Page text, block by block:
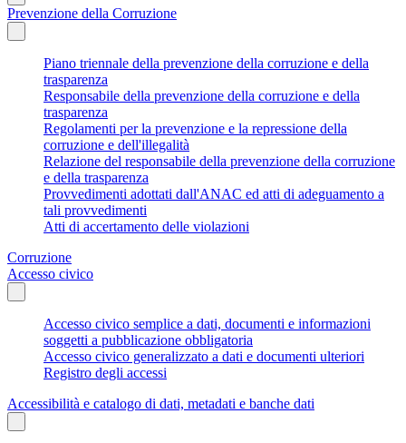
Prevenzione della Corruzione
Piano triennale della prevenzione della corruzione e della
trasparenza
Responsabile della prevenzione della corruzione e della
trasparenza
Regolamenti per la prevenzione e la repressione della
corruzione e dell'illegalità
Relazione del responsabile della prevenzione della corruzione
e della trasparenza
Provvedimenti adottati dall'ANAC ed atti di adeguamento a
tali provvedimenti
Atti di accertamento delle violazioni
Corruzione
Accesso civico
Accesso civico semplice a dati, documenti e informazioni
soggetti a pubblicazione obbligatoria
Accesso civico generalizzato a dati e documenti ulteriori
Registro degli accessi
Accessibilità e catalogo di dati, metadati e banche dati